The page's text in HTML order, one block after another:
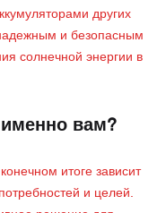
других
и безопасным
солнечной энергии в
именно вам?
итоге зависит
и целей.